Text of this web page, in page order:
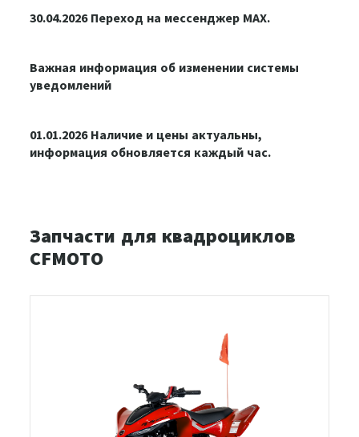
30.04.2026 Переход на мессенджер MAX.
Важная информация об изменении системы
уведомлений
01.01.2026 Наличие и цены актуальны,
информация обновляется каждый час.
Запчасти для квадроциклов
CFMOTO